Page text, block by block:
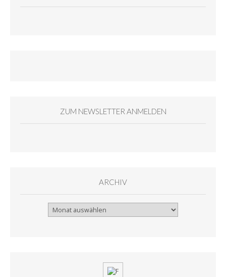
ZUM NEWSLETTER ANMELDEN
ARCHIV
Archiv